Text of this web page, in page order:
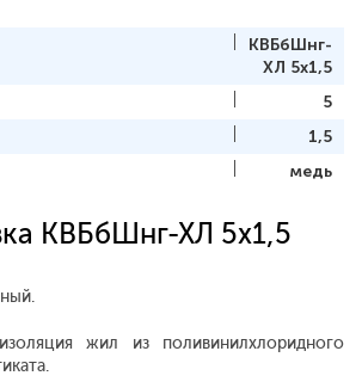
КВБбШнг-
ХЛ 5х1,5
5
1,5
медь
КВБбШнг-ХЛ 5х1,5
жил из поливинилхлоридного